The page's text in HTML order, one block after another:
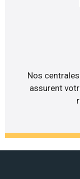
Nos
assurent